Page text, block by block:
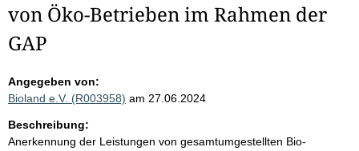
von Öko-Betrieben im Rahmen der
GAP
Angegeben von:
Bioland e.V. (R003958) am 27.06.2024
Beschreibung:
Anerkennung der Leistungen von gesamtumgestellten Bio-